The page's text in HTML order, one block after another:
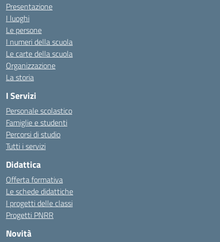
Presentazione
I luoghi
Le persone
I numeri della scuola
Le carte della scuola
Organizzazione
La storia
I Servizi
Personale scolastico
Famiglie e studenti
Percorsi di studio
Tutti i servizi
Didattica
Offerta formativa
Le schede didattiche
I progetti delle classi
Progetti PNRR
Novità